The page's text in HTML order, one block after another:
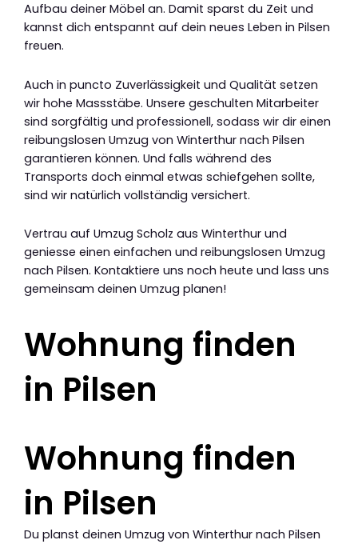
Aufbau deiner Möbel an. Damit sparst du Zeit und
kannst dich entspannt auf dein neues Leben in Pilsen
freuen.
Auch in puncto Zuverlässigkeit und Qualität setzen
wir hohe Massstäbe. Unsere geschulten Mitarbeiter
sind sorgfältig und professionell, sodass wir dir einen
reibungslosen Umzug von Winterthur nach Pilsen
garantieren können. Und falls während des
Transports doch einmal etwas schiefgehen sollte,
sind wir natürlich vollständig versichert.
Vertrau auf Umzug Scholz aus Winterthur und
geniesse einen einfachen und reibungslosen Umzug
nach Pilsen. Kontaktiere uns noch heute und lass uns
gemeinsam deinen Umzug planen!
Wohnung finden
in Pilsen
Wohnung finden
in Pilsen
Du planst deinen Umzug von Winterthur nach Pilsen